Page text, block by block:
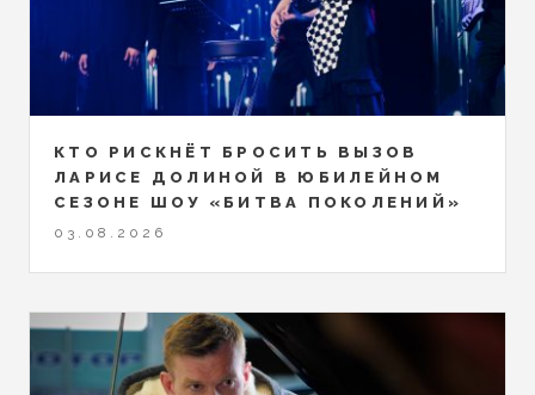
КТО РИСКНЁТ БРОСИТЬ ВЫЗОВ
ЛАРИСЕ ДОЛИНОЙ В ЮБИЛЕЙНОМ
СЕЗОНЕ ШОУ «БИТВА ПОКОЛЕНИЙ»
03.08.2026